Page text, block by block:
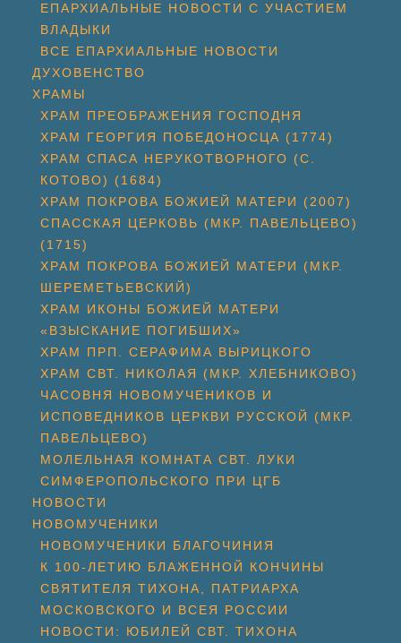
ЕПАРХИАЛЬНЫЕ НОВОСТИ С УЧАСТИЕМ
ВЛАДЫКИ
ВСЕ ЕПАРХИАЛЬНЫЕ НОВОСТИ
ДУХОВЕНСТВО
ХРАМЫ
ХРАМ ПРЕОБРАЖЕНИЯ ГОСПОДНЯ
ХРАМ ГЕОРГИЯ ПОБЕДОНОСЦА (1774)
ХРАМ СПАСА НЕРУКОТВОРНОГО (С.
КОТОВО) (1684)
ХРАМ ПОКРОВА БОЖИЕЙ МАТЕРИ (2007)
СПАССКАЯ ЦЕРКОВЬ (МКР. ПАВЕЛЬЦЕВО)
(1715)
ХРАМ ПОКРОВА БОЖИЕЙ МАТЕРИ (МКР.
ШЕРЕМЕТЬЕВСКИЙ)
ХРАМ ИКОНЫ БОЖИЕЙ МАТЕРИ
«ВЗЫСКАНИЕ ПОГИБШИХ»
ХРАМ ПРП. СЕРАФИМА ВЫРИЦКОГО
ХРАМ СВТ. НИКОЛАЯ (МКР. ХЛЕБНИКОВО)
ЧАСОВНЯ НОВОМУЧЕНИКОВ И
ИСПОВЕДНИКОВ ЦЕРКВИ РУССКОЙ (МКР.
ПАВЕЛЬЦЕВО)
МОЛЕЛЬНАЯ КОМНАТА СВТ. ЛУКИ
СИМФЕРОПОЛЬСКОГО ПРИ ЦГБ
НОВОСТИ
НОВОМУЧЕНИКИ
НОВОМУЧЕНИКИ БЛАГОЧИНИЯ
К 100-ЛЕТИЮ БЛАЖЕННОЙ КОНЧИНЫ
СВЯТИТЕЛЯ ТИХОНА, ПАТРИАРХА
МОСКОВСКОГО И ВСЕЯ РОССИИ
НОВОСТИ: ЮБИЛЕЙ СВТ. ТИХОНА